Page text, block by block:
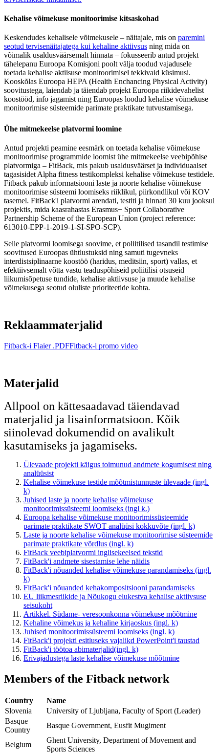
Kehalise võimekuse monitoorimise kitsaskohad
Keskendudes kehalisele võimekusele – näitajale, mis on paremini
seotud tervisenäitajatega kui kehaline aktiivsus ning mida on
võimalik usaldusväärsemalt hinnata – fokusseerib antud projekt
tähelepanu Euroopa Komisjoni poolt välja toodud vajadusele
toetada kehalise aktiisuse monitoorimisel tekkivaid küsimusi.
Kooskõlas Euroopa HEPA (Health Enchancing Physical Activity)
soovitustega, laiendab ja täiendab projekt Euroopa riikidevahelist
koostööd, info jagamist ning Euroopas loodud kehalise võimekuse
monitoorimise süsteemide parimate praktikate tutvustamisega.
Ühe mitmekeelse platvormi loomine
Antud projekti peamine eesmärk on toetada kehalise võimekuse
monitoorimise programmide loomist ühe mitmekeelse veebipõhise
platvormiga – FitBack, mis pakub usaldusväärset ja individuaalset
tagasisidet Alpha fitness testikompleksi kehalise võimekuse testidele.
Fitback pakub informatsiooni laste ja noorte kehalise võimekuse
monitoorimise süsteemi loomiseks riiklikul, piirkondlikul või KOV
tasemel. FitBack'i platvormi arendati, testiti ja hinnati 30 kuu jooksul
projektis, mida kaasrahastas Erasmus+ Sport Collaborative
Partnership Scheme of the European Union (project reference:
613010-EPP-1-2019-1-SI-SPO-SCP).
Selle platvormi loomisega soovime, et poliitilised tasandil testimise
soovitused Euroopas ühtlustuksid ning samuti tugevneks
interdistsiplinaarne koostöö (haridus, meditsiin, sport) vallas, et
efektiivsemalt võtta vastu teaduspõhiseid poliitilisi otsuseid
liikumisõpetuse tundide, kehalise aktiivsuse ja muude kehalise
võimekusega seotud oluliste prioriteetide kohta.
Reklaammaterjalid
Fitback-i Flaier .PDFFitback-i promo video
Materjalid
Allpool on kättesaadavad täiendavad
materjalid ja lisainformatsioon. Kõik
siinolevad dokumendid on avalikult
kasutamiseks ja jagamiseks.
Ülevaade projekti käigus toimunud andmete kogumisest ning
analüüsist
Kehalise võimekuse testide mõõtmistunnuste ülevaade (ingl.
k)
Juhised laste ja noorte kehalise võimekuse
monitoorimissüsteemi loomiseks (ingl k.)
Euroopa kehalise võimekuse monitoorimissüsteemide
parimate praktikate SWOT analüüsi kokkuvõte (ingl. k)
Laste ja noorte kehalise võimekuse monitoorimise süsteemide
parimate praktikate võrdlus (ingl. k)
FitBack veebiplatvormi inglisekeelsed tekstid
FitBack'i andmete sisestamise lehe näidis
FitBack'i nõuanded kehalise võimekuse parandamiseks (ingl.
k)
FitBack'i nõuanded kehakompositsiooni parandamiseks
EU liikmesriikide ja Nõukogu elukestva kehalise aktiivsuse
seisukoht
Artikkel. Südame- veresoonkonna võimekuse mõõtmine
Kehaline võimekus ja kehaline kirjaoskus (ingl. k)
Juhised monitoorimissüsteemi loomiseks (ingl. k)
FitBack'i projekti esitluseks vajalikd PowerPoint'i taustad
FitBack'i töötoa abimaterjalid(ingl. k)
Erivajadustega laste kehalise võimekuse mõõtmine
Members of the Fitback network
Country
Name
Slovenia
University of Ljubljana, Faculty of Sport (Leader)
Basque
Country
Basque Government, Eusfit Mugiment
Belgium
Ghent University, Department of Movement and
Sports Sciences